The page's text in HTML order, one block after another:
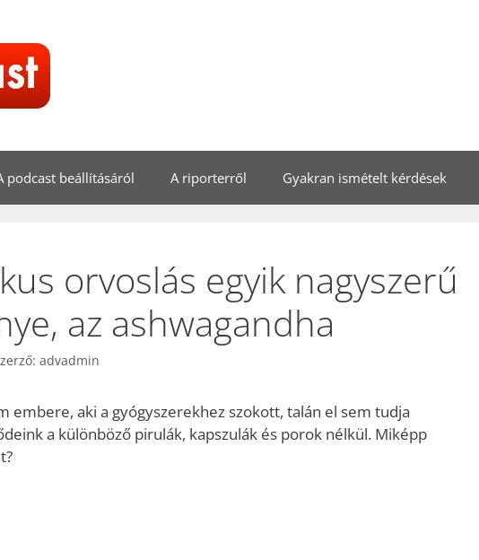
podcast beállításáról A riporterről Gyakran ismételt kérdések
orvoslás egyik nagyszerű
az ashwagandha
advadmin
embere, aki a gyógyszerekhez szokott, talán el sem tudja
a különböző pirulák, kapszulák és porok nélkül. Miképp